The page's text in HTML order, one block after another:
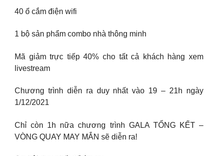
40 ổ cắm điện wifi
1 bộ sản phẩm combo nhà thông minh
Mã giảm trực tiếp 40% cho tất cả khách hàng xem
livestream
Chương trình diễn ra duy nhất vào 19 – 21h ngày
1/12/2021
Chỉ còn 1h nữa chương trình GALA TỔNG KẾT –
VÒNG QUAY MAY MẮN sẽ diễn ra!